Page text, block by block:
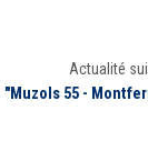
Actualité
"Muzols 55 -